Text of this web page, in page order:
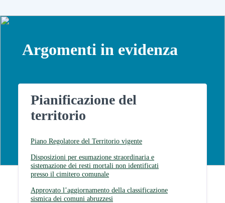
Argomenti in evidenza
Pianificazione del
territorio
Piano Regolatore del Territorio vigente
Disposizioni per esumazione straordinaria e
sistemazione dei resti mortali non identificati
presso il cimitero comunale
Approvato l’aggiornamento della classificazione
sismica dei comuni abruzzesi